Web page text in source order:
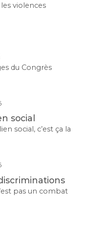
violences
du Congrès
social
social, c’est ça la
pas un combat